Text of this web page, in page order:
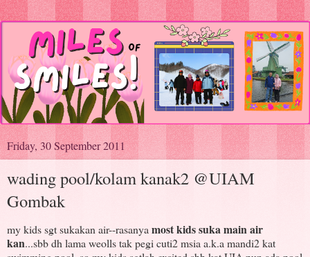
Friday, 30 September 2011
wading pool/kolam kanak2 @UIAM
Gombak
my kids sgt sukakan air--rasanyamost kids suka main air
kan...sbb dh lama weolls tak pegi cuti2 msia a.k.a mandi2 kat